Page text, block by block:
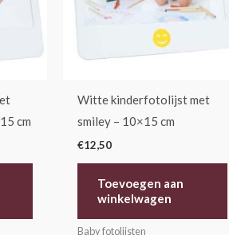
cm
Witte kinderfotolijst met
smiley – 10×15 cm
€12,50
Toevoegen aan
winkelwagen
Baby fotolijsten